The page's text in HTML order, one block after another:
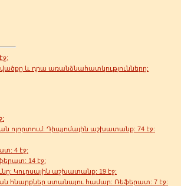
և դրա առանձնահատկությունները:
Դիպլոմային աշխատանք: 74 էջ:
4 էջ:
14 էջ:
Կուրսային աշխատանք: 19 էջ:
հնարքներ ստանալու համար: Ռեֆերատ: 7 էջ: